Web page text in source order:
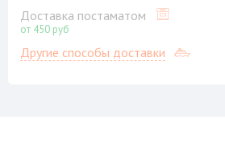
Доставка постаматом
от 450 руб
Другие способы доставки